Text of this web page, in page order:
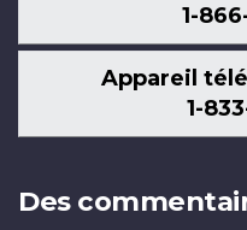
1-
Appareil
1-
Des